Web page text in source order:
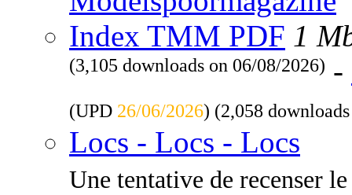
Index TMM PDF 1
(3,105 downloads on 06/08/2026) -
(UPD 26/06/2026) (2,058
Locs - Locs - Locs
Une tentative de recenser